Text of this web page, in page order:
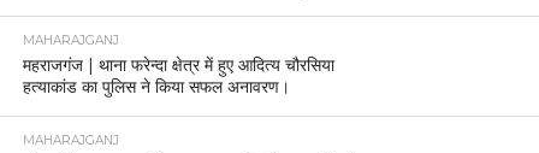
MAHARAJGANJ
महराजगंज | थाना फरेन्दा क्षेत्र में हुए आदित्य चौरसिया
हत्याकांड का पुलिस ने किया सफल अनावरण।
MAHARAJGANJ